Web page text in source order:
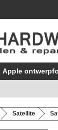
Apple
Satellite